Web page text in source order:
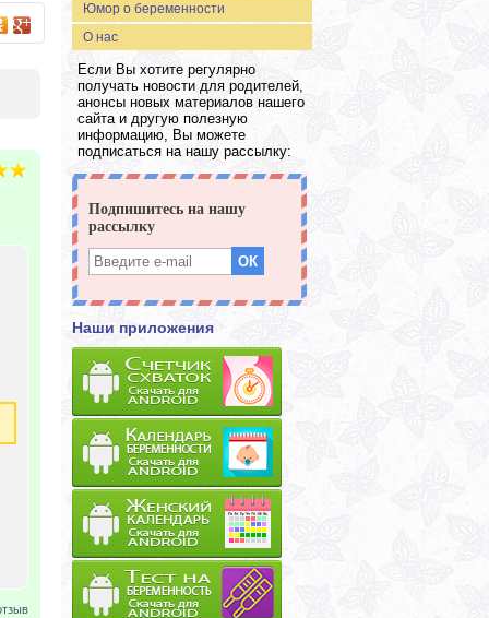
Юмор о беременности
О нас
Если Вы хотите регулярно
получать новости для родителей,
анонсы новых материалов нашего
сайта и другую полезную
информацию, Вы можете
подписаться на нашу рассылку:
Наши приложения